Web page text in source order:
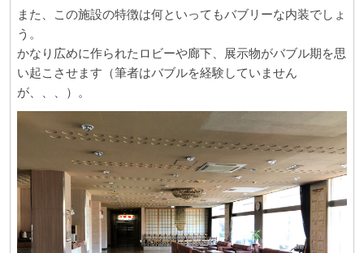
また、この施設の特徴は何といってもバブリーな内装でしょ
う。
かなり広めに作られたロビーや廊下、展示物がバブル期を思
い起こさせます（筆者はバブルを経験していません
が、、、）。